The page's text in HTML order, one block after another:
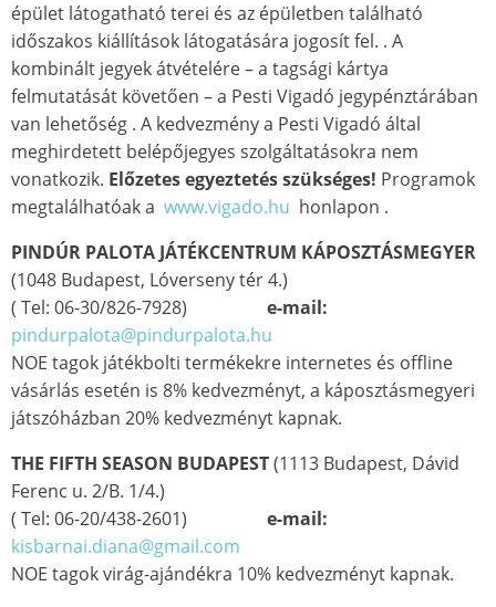
épület látogatható terei és az épületben található
időszakos kiállítások látogatására jogosít fel. . A
kombinált jegyek átvételére – a tagsági kártya
felmutatását követően – a Pesti Vigadó jegypénztárában
van lehetőség . A kedvezmény a Pesti Vigadó által
meghirdetett belépőjegyes szolgáltatásokra nem
vonatkozik. Előzetes egyeztetés szükséges! Programok
megtalálhatóak a www.vigado.hu honlapon .
PINDÚR PALOTA JÁTÉKCENTRUM KÁPOSZTÁSMEGYER
(1048 Budapest, Lóverseny tér 4.)
( Tel: 06-30/826-7928) e-mail:
pindurpalota@pindurpalota.hu
NOE tagok játékbolti termékekre internetes és offline
vásárlás esetén is 8% kedvezményt, a káposztásmegyeri
játszóházban 20% kedvezményt kapnak.
THE FIFTH SEASON BUDAPEST(1113 Budapest, Dávid
Ferenc u. 2/B. 1/4.)
( Tel: 06-20/438-2601) e-mail:
kisbarnai.diana@gmail.com
NOE tagok virág-ajándékra 10% kedvezményt kapnak.